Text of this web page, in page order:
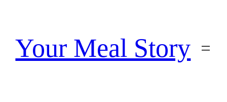
treściYour Meal Story